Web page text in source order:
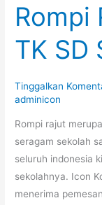
Rompi
TK SD
Tinggalkan
adminicon
Rompi rajut
seragam sekolah
seluruh indonesia
sekolahnya. Icon
menerima